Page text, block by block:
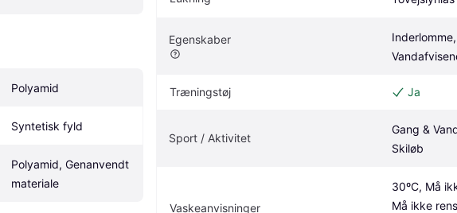
Polyamid
Syntetisk fyld
Polyamid, Genanvendt
materiale
Egenskaber
Træningstøj Ja
Sport / Aktivitet
Gang &
Skiløb
Vaskeanvisninger
30ºC, Må
Må ikke